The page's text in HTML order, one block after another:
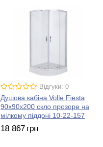
Відгуки: 0
Душова кабіна Volle Fiesta
90х90х200 скло прозоре на
мілкому піддоні 10-22-157
18 867 грн